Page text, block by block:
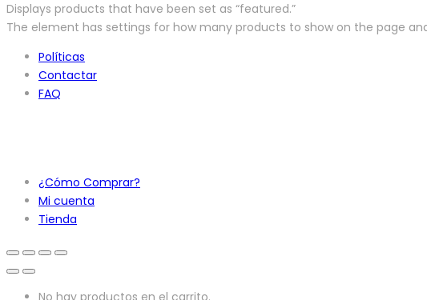
Displays products that have been set as “featured.”
The element has settings for how many products to show on the page
Políticas
Contactar
FAQ
¿Cómo Comprar?
Mi cuenta
Tienda